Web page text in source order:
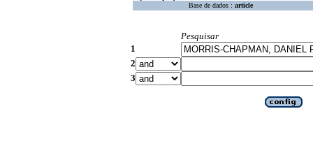
Base de dados : article
Pesquisar
1
2
3